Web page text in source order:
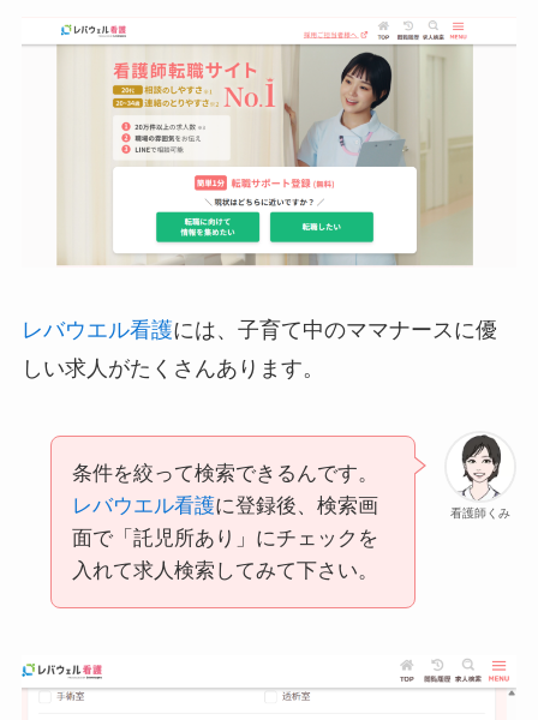
レバウエル看護には、子育て中のママナースに優
しい求人がたくさんあります。
看護師くみ
条件を絞って検索できるんです。
レバウエル看護に登録後、検索画
面で「託児所あり」にチェックを
入れて求人検索してみて下さい。